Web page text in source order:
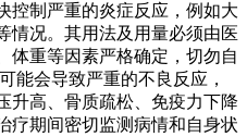
控制严重的炎症反应，例如大
情况。其用法及用量必须由医
体重等因素严格确定，切勿自
能会导致严重的不良反应，
升高、骨质疏松、免疫力下降
疗期间密切监测病情和自身状